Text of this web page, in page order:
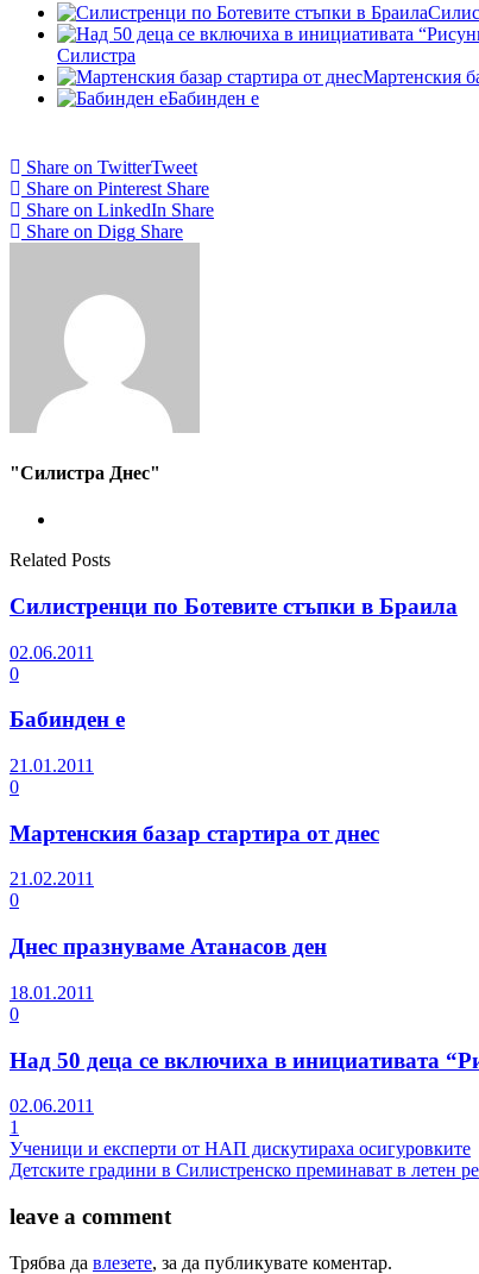
Силистра
Мартенския
Бабинден е
Share on TwitterTweet
Share on Pinterest Share
Share on LinkedIn Share
Share on Digg Share
"Силистра Днес"
Related Posts
Силистренци по Ботевите стъпки в Браила
02.06.2011
0
Бабинден е
21.01.2011
0
Мартенския базар стартира от днес
21.02.2011
0
Днес празнуваме Атанасов ден
18.01.2011
0
Над 50 деца се включиха в инициативата
02.06.2011
1
Ученици и експерти от НАП дискутираха осигуровките
Детските градини в Силистренско преминават в летен
leave a comment
Трябва да влезете, за да публикувате коментар.